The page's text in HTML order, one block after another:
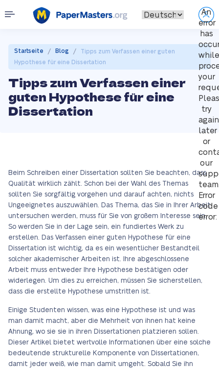
An
error
has
while
your
try
again
later
or
our
Error
code
error:
Startseite / Blog /
Tipps zum Verfassen einer guten
Hypothese für eine Dissertation
Tipps zum Verfassen einer
guten Hypothese für eine
Dissertation
Beim Schreiben einer Dissertation sollten Sie beachten, dass
Qualität wirklich zählt. Schon bei der Wahl des Themas
sollten Sie sorgfältig vorgehen und darauf achten, nichts
Ungeeignetes auszuwählen. Das Thema, das Sie in Ihrer Arbeit
untersuchen werden, muss für Sie von großem Interesse sein.
So werden Sie in der Lage sein, ein fundiertes Werk zu
erstellen. Das Verfassen einer guten Hypothese für eine
Dissertation ist wichtig, da es ein wesentlicher Bestandteil
solcher akademischer Arbeiten ist. Ihre abgeschlossene
Arbeit muss entweder Ihre Hypothese bestätigen oder
widerlegen. Um dies zu erreichen, müssen Sie sicherstellen,
dass die erstellte Hypothese umstritten ist.
Einige Studenten wissen, was eine Hypothese ist und was
man damit macht, aber die Mehrheit von ihnen hat keine
Ahnung, wo sie sie in ihren Dissertationen platzieren sollen.
Dieser Artikel bietet wertvolle Informationen über eine solche
bedeutende strukturelle Komponente von Dissertationen,
damit jeder weiß, wie man damit umgeht. Sobald Sie ihn